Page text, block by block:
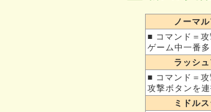
ノーマ
■ コマンド＝攻
ゲーム中一番
ラッシ
■ コマンド＝
攻撃ボタンを
ミドル